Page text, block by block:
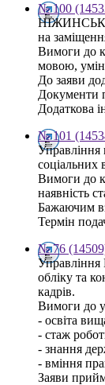
№ 100
на
Вимоги до
мовою,
До заяви
Документи
Додаткова
№ 101
Управління
соціальних
Вимоги до
наявність
Бажаючим
Термін
№ 76
Управління
обліку та
кадрів.
Вимоги до
- освіта
- стаж
- знання
- вміння
Заяви